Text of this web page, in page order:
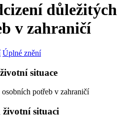
důležitých
v zahraničí
Úplné znění
situace
potřeb v zahraničí
situaci